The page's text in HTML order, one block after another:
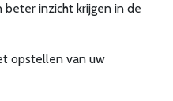
inzicht krijgen in de
opstellen van uw